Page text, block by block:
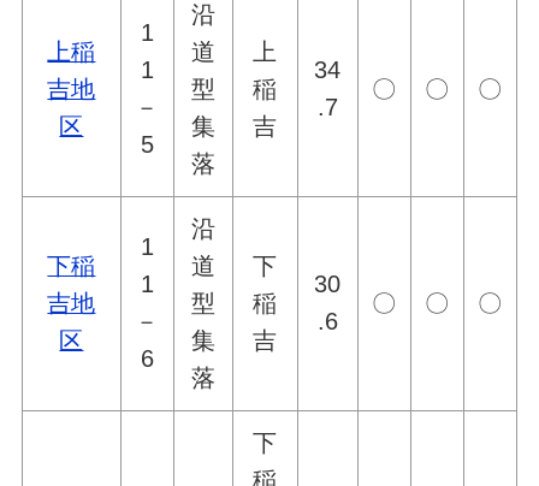
上稲
吉地
区
1
1
－
5
沿
道
型
集
落
上
稲
吉
34
.7
〇 〇 〇
下稲
吉地
区
1
1
－
6
沿
道
型
集
落
下
稲
吉
30
.6
〇 〇 〇
下
稲